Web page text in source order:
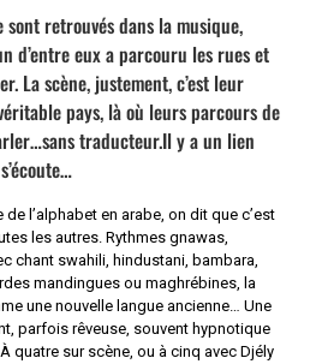
sont retrouvés dans la musique,
d’entre eux a parcouru les rues et
La scène, justement, c’est leur
pays, là où leurs parcours de
traducteur.Il y a un lien
de l’alphabet en arabe, on dit que c’est
les autres. Rythmes gnawas,
chant swahili, hindustani, bambara,
mandingues ou maghrébines, la
une nouvelle langue ancienne… Une
parfois rêveuse, souvent hypnotique
quatre sur scène, ou à cinq avec Djély